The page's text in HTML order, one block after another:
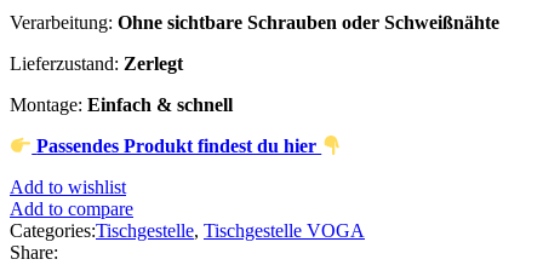
Verarbeitung: Ohne sichtbare Schrauben oder Schweißnähte
Lieferzustand: Zerlegt
Montage: Einfach & schnell
Passendes Produkt findest du hier
Add to wishlist
Add to compare
Categories:Tischgestelle, Tischgestelle VOGA
Share: